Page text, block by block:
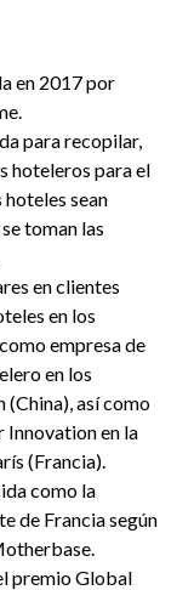
en 2017 por
para recopilar,
hoteleros para el
sean
toman las
en clientes
en los
empresa de
en los
(China), así como
en la
(Francia).
como la
de Francia según
premio Global